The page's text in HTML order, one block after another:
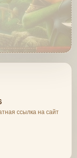
ссылка на сайт